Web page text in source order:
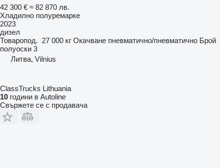
42 300 € ≈ 82 870 лв.
Хладилно полуремарке
2023
дизел
Товаропод. 27 000 кг Окачване пневматично/пневматично Брой
полуоски 3
Литва, Vilnius
ClassTrucks Lithuania
10 години в Autoline
Свържете се с продавача